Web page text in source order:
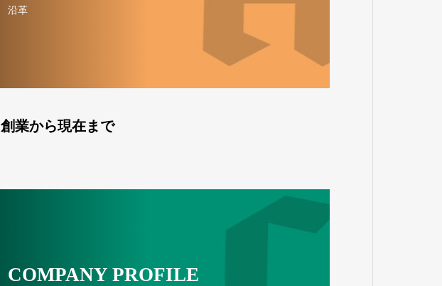
沿革
創業から現在まで
COMPANY PROFILE